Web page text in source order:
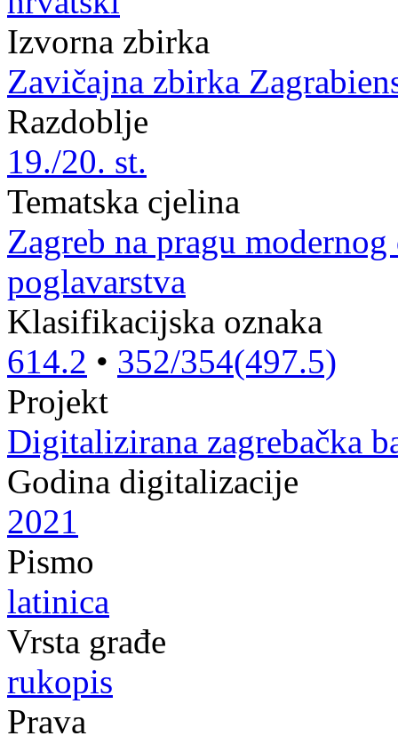
Izvorna zbirka
Zavičajna zbirka
Razdoblje
19./20. st.
Tematska cjelina
Zagreb na pragu modernog
poglavarstva
Klasifikacijska oznaka
614.2 • 352/354(497.5)
Projekt
Digitalizirana zagrebačka
Godina digitalizacije
2021
Pismo
latinica
Vrsta građe
rukopis
Prava